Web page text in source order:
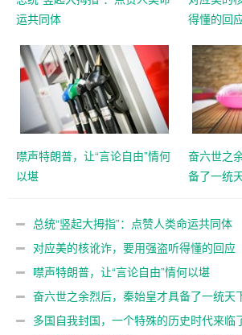
运共同体
得懂的回
噤声特朗普，让“言论自由”情何
以堪
奋六世之
备了一统
总统“竖起大拇指”：点赞人类命运共同体
对应美的核讹诈，要用强盗听得懂的回应
噤声特朗普，让“言论自由”情何以堪
奋六世之余烈后，秦始皇才具备了一统天
亡呢多国自我封国，一个特殊的历史时代来临